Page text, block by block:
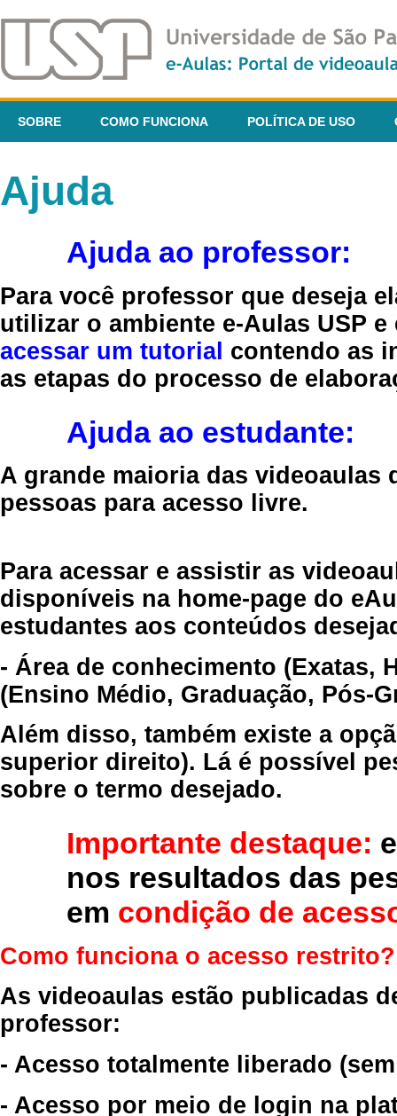
SOBRE COMO FUNCIONA POLÍTICA DE USO
Ajuda
Ajuda ao professor:
Para você professor que deseja
utilizar o ambiente e-Aulas USP
acessar um tutorial contendo as
as etapas do processo de
Ajuda ao estudante:
A grande maioria das videoaulas
pessoas para acesso livre.
Para acessar e assistir as
disponíveis na home-page do
estudantes aos conteúdos
- Área de conhecimento (Exatas,
(Ensino Médio, Graduação, Pós-
Além disso, também existe a
superior direito). Lá é possível
sobre o termo desejado.
Importante destaque:
nos resultados das
em condição de
Como funciona o acesso restrito?
As videoaulas estão publicadas
professor:
- Acesso totalmente liberado
- Acesso por meio de login na